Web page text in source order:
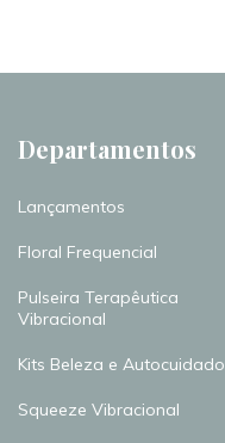
Departamentos
Lançamentos
Floral Frequencial
Pulseira Terapêutica
Vibracional
Kits Beleza e Autocuidado
Squeeze Vibracional